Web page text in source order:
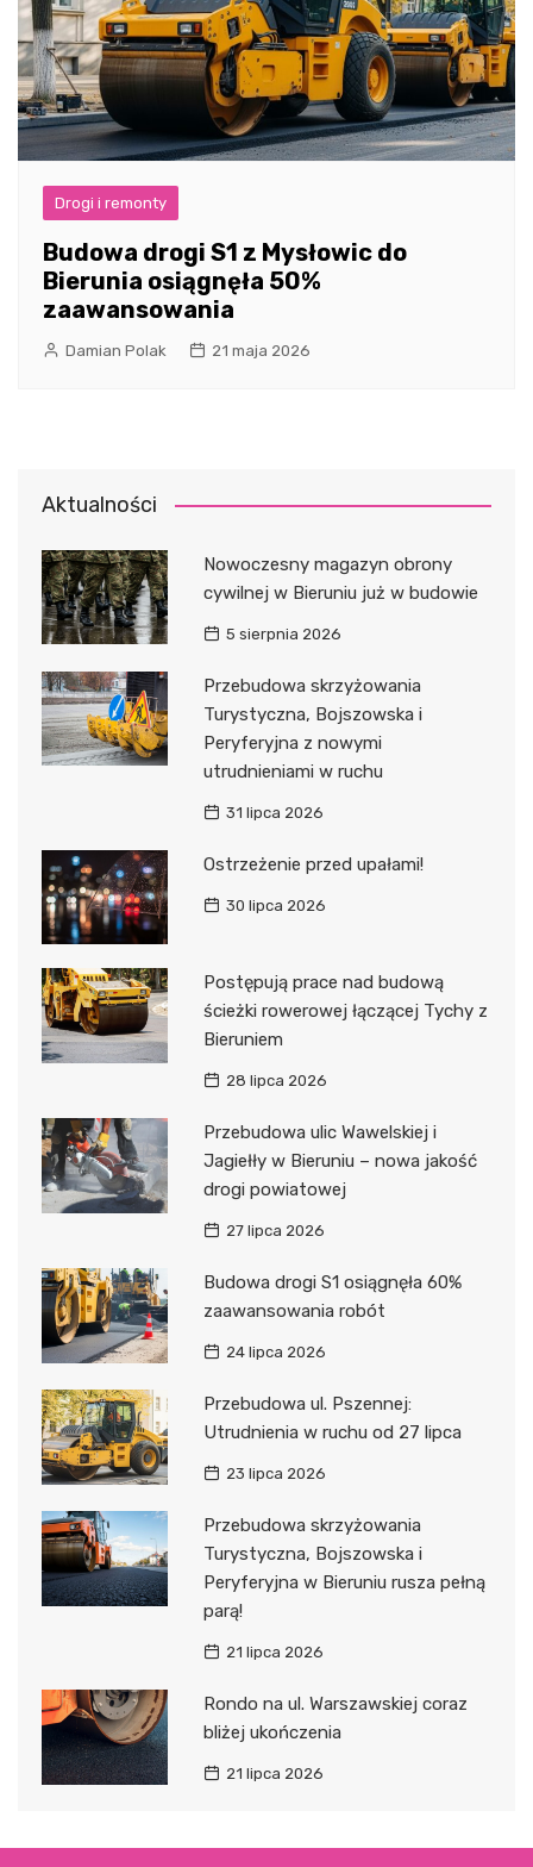
Drogi i remonty
Budowa drogi S1 z Mysłowic do
Bierunia osiągnęła 50%
zaawansowania
Damian Polak 21 maja 2026
Aktualności
Nowoczesny magazyn obrony
cywilnej w Bieruniu już w budowie
5 sierpnia 2026
Przebudowa skrzyżowania
Turystyczna, Bojszowska i
Peryferyjna z nowymi
utrudnieniami w ruchu
31 lipca 2026
Ostrzeżenie przed upałami!
30 lipca 2026
Postępują prace nad budową
ścieżki rowerowej łączącej Tychy z
Bieruniem
28 lipca 2026
Przebudowa ulic Wawelskiej i
Jagiełły w Bieruniu – nowa jakość
drogi powiatowej
27 lipca 2026
Budowa drogi S1 osiągnęła 60%
zaawansowania robót
24 lipca 2026
Przebudowa ul. Pszennej:
Utrudnienia w ruchu od 27 lipca
23 lipca 2026
Przebudowa skrzyżowania
Turystyczna, Bojszowska i
Peryferyjna w Bieruniu rusza pełną
parą!
21 lipca 2026
Rondo na ul. Warszawskiej coraz
bliżej ukończenia
21 lipca 2026